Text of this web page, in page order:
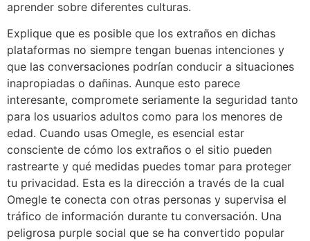
aprender sobre diferentes culturas.
Explique que es posible que los extraños en dichas
plataformas no siempre tengan buenas intenciones y
que las conversaciones podrían conducir a situaciones
inapropiadas o dañinas. Aunque esto parece
interesante, compromete seriamente la seguridad tanto
para los usuarios adultos como para los menores de
edad. Cuando usas Omegle, es esencial estar
consciente de cómo los extraños o el sitio pueden
rastrearte y qué medidas puedes tomar para proteger
tu privacidad. Esta es la dirección a través de la cual
Omegle te conecta con otras personas y supervisa el
tráfico de información durante tu conversación. Una
peligrosa purple social que se ha convertido popular